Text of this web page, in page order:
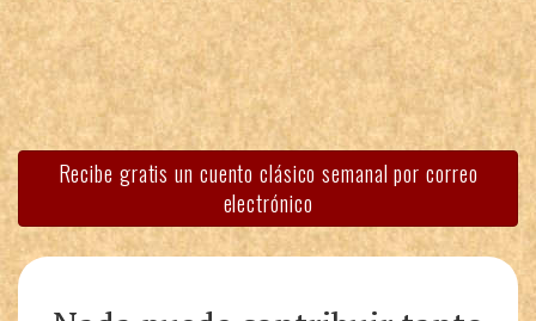
Recibe gratis un cuento clásico semanal por correo
electrónico